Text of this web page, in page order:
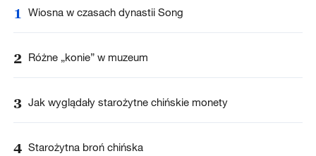
1 Wiosna w czasach dynastii Song
2 Różne „konie” w muzeum
3 Jak wyglądały starożytne chińskie monety
4 Starożytna broń chińska